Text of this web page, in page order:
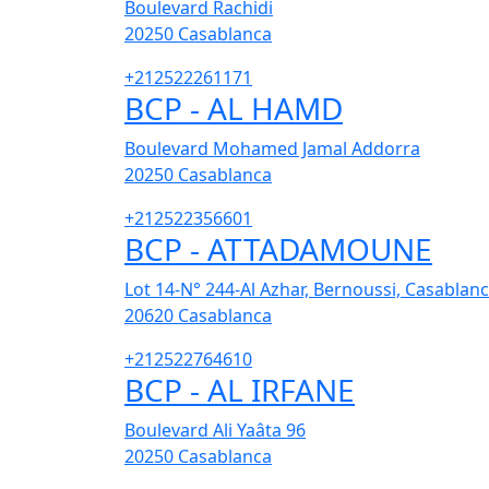
Boulevard Rachidi
20250 Casablanca
+212522261171
BCP - AL HAMD
Boulevard Mohamed Jamal Addorra
20250 Casablanca
+212522356601
BCP - ATTADAMOUNE
Lot 14-N° 244-Al Azhar, Bernoussi,
20620 Casablanca
+212522764610
BCP - AL IRFANE
Boulevard Ali Yaâta 96
20250 Casablanca